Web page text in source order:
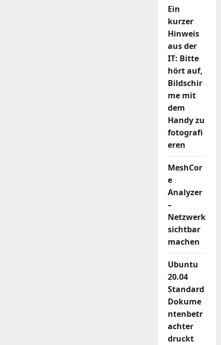
Ein
kurzer
Hinweis
aus der
IT: Bitte
hört auf,
Bildschir
me mit
dem
Handy zu
fotografi
eren
MeshCor
e
Analyzer
–
Netzwerk
sichtbar
machen
Ubuntu
20.04
Standard
Dokume
ntenbetr
achter
druckt